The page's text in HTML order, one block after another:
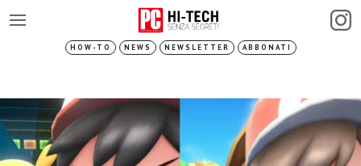
HOW-TO NEWS NEWSLETTER ABBONATI